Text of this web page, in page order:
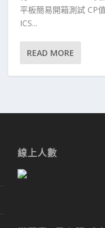
平板簡易開箱測試 CP
ICS...
READ MORE
線上人數